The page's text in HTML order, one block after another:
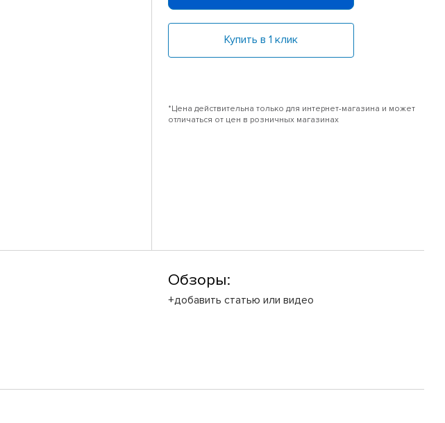
Купить в 1 клик
*Цена действительна только для интернет-магазина и может
отличаться от цен в розничных магазинах
Обзоры:
+добавить статью или видео